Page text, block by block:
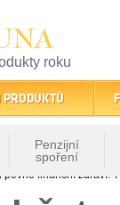
roku
trhu
PRODUKTŮ
Penzijní
spoření
finanční zdraví.